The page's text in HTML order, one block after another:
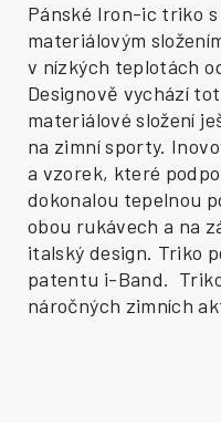
Pánské Iron-ic triko
materiálovým
v nízkých teplotách
Designově vychází
materiálové složení
na zimní sporty.
a vzorek, které
dokonalou tepelnou
obou rukávech a na
italský design. Triko
patentu i-Band.
náročných zimních